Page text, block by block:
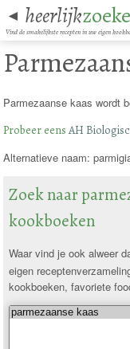
◄ heerlijk
Vind de smakelijkste recepten in uw eigen
Parmezaanse kaas wordt
Probeer eensAH
Alternatieve naam:
Zoek naar
kookboeken
Waar vind je ook alweer
eigen
kookboeken, favoriete